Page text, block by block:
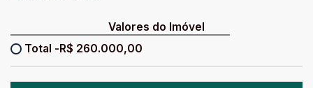
Valores do Imóvel
R$ 260.000,00